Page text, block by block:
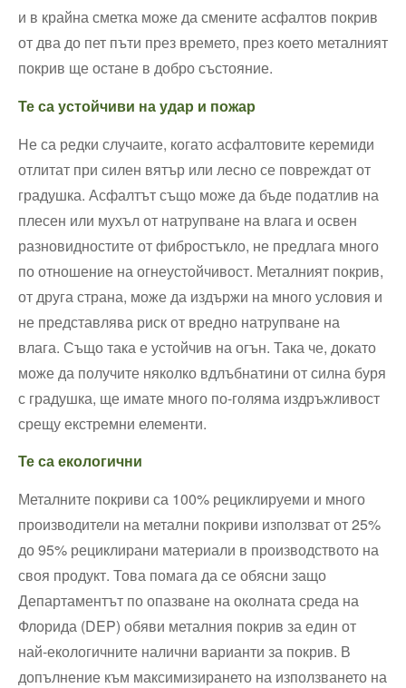
и в крайна сметка може да смените асфалтов покрив
от два до пет пъти през времето, през което металният
покрив ще остане в добро състояние.
Те са устойчиви на удар и пожар
Не са редки случаите, когато асфалтовите керемиди
отлитат при силен вятър или лесно се повреждат от
градушка. Асфалтът също може да бъде податлив на
плесен или мухъл от натрупване на влага и освен
разновидностите от фибростъкло, не предлага много
по отношение на огнеустойчивост. Металният покрив,
от друга страна, може да издържи на много условия и
не представлява риск от вредно натрупване на
влага. Също така е устойчив на огън. Така че, докато
може да получите няколко вдлъбнатини от силна буря
с градушка, ще имате много по-голяма издръжливост
срещу екстремни елементи.
Те са екологични
Металните покриви са 100% рециклируеми и много
производители на метални покриви използват от 25%
до 95% рециклирани материали в производството на
своя продукт. Това помага да се обясни защо
Департаментът по опазване на околната среда на
Флорида (DEP) обяви металния покрив за един от
най-екологичните налични варианти за покрив. В
допълнение към максимизирането на използването на